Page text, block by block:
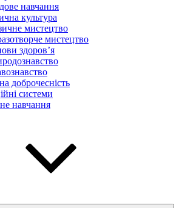
навчання
культура
мистецтво
мистецтво
здоров’я
доброчесність
системи
навчання